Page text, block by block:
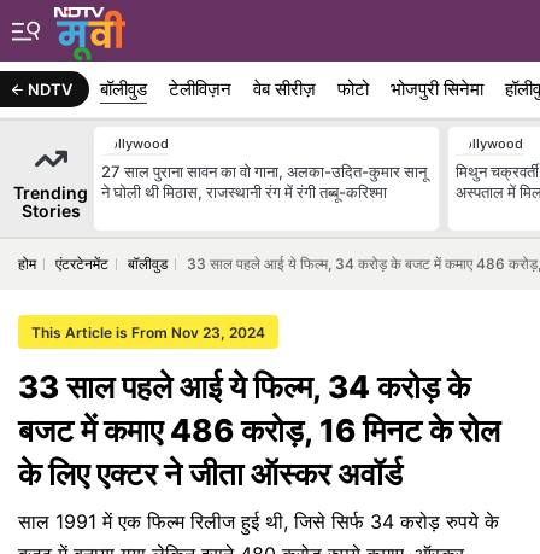
NDTV बॉलीवुड टेलीविज़न वेब सीरीज़ फोटो भोजपुरी सिनेमा
Trending
Stories
Bollywood
27 साल पुराना सावन का वो गाना, अलका-उदित-कुमार सानू
ने घोली थी मिठास, राजस्थानी रंग में रंगी तब्बू-करिश्मा
Bollywood
मिथुन
अस्पताल में
होम एंटरटेनमेंट बॉलीवुड 33 साल पहले आई ये फिल्म, 34 करोड़ के बजट में कमाए 486 करोड़,
This Article is From Nov 23, 2024
33 साल पहले आई ये फिल्म, 34 करोड़ के
बजट में कमाए 486 करोड़, 16 मिनट के रोल
के लिए एक्टर ने जीता ऑस्कर अवॉर्ड
साल 1991 में एक फिल्म रिलीज हुई थी, जिसे सिर्फ 34 करोड़ रुपये के